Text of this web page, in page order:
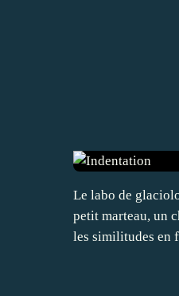
Le labo de
petit marteau, un
les similitudes en